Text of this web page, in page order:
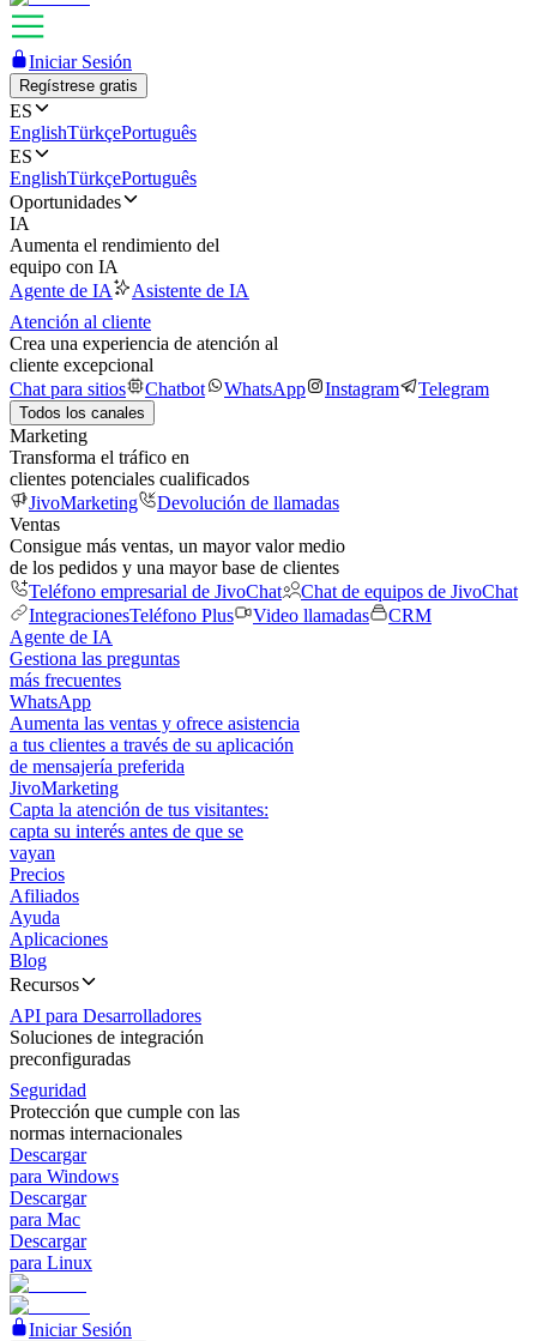
Iniciar Sesión
Regístrese gratis
ES
EnglishTürkçePortuguês
ES
EnglishTürkçePortuguês
Oportunidades
IA
Aumenta el rendimiento del
equipo con IA
Agente de IA
Asistente de IA
Atención al cliente
Crea una experiencia de atención al
cliente excepcional
Chat para sitios
Chatbot WhatsApp Instagram Telegram
Todos los canales
Marketing
Transforma el tráfico en
clientes potenciales cualificados
JivoMarketing
Devolución de llamadas
Ventas
Consigue más ventas, un mayor valor medio
de los pedidos y una mayor base de clientes
Teléfono empresarial de JivoChat
Chat de equipos de JivoChat
IntegracionesTeléfono Plus Video llamadas
CRM
Agente de IA
Gestiona las preguntas
más frecuentes
WhatsApp
Aumenta las ventas y ofrece asistencia
a tus clientes a través de su aplicación
de mensajería preferida
JivoMarketing
Capta la atención de tus visitantes:
capta su interés antes de que se
vayan
Precios
Afiliados
Ayuda
Aplicaciones
Blog
Recursos
API para Desarrolladores
Soluciones de integración
preconfiguradas
Seguridad
Protección que cumple con las
normas internacionales
Descargar
para Windows
Descargar
para Mac
Descargar
para Linux
Iniciar Sesión